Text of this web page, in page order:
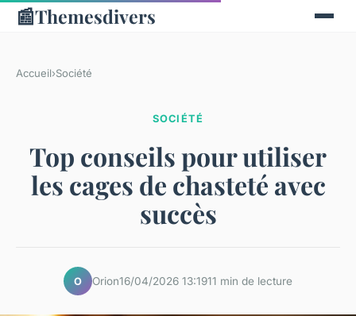
📰Themesdivers
Accueil›Société
SOCIÉTÉ
Top conseils pour utiliser
les cages de chasteté avec
succès
O Orion16/04/2026 13:1911 min de lecture